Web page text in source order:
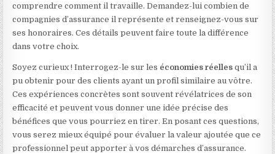
comprendre comment il travaille. Demandez-lui combien de
compagnies d’assurance il représente et renseignez-vous sur
ses honoraires. Ces détails peuvent faire toute la différence
dans votre choix.
Soyez curieux ! Interrogez-le sur les économies réelles qu’il a
pu obtenir pour des clients ayant un profil similaire au vôtre.
Ces expériences concrètes sont souvent révélatrices de son
efficacité et peuvent vous donner une idée précise des
bénéfices que vous pourriez en tirer. En posant ces questions,
vous serez mieux équipé pour évaluer la valeur ajoutée que ce
professionnel peut apporter à vos démarches d’assurance.